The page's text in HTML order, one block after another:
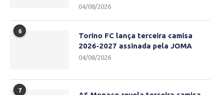
04/08/2026
6
Torino FC lança terceira camisa
2026-2027 assinada pela JOMA
04/08/2026
7